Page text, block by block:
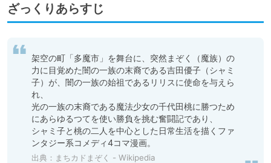
ざっくりあらすじ
架空の町「多魔市」を舞台に、突然まぞく（魔族）の
力に目覚めた闇の一族の末裔である吉田優子（シャミ
子）が、闇の一族の始祖であるリリスに使命を与えら
れ、
光の一族の末裔である魔法少女の千代田桃に勝つため
にあらゆるつてを使い勝負を挑む奮闘記であり、
シャミ子と桃の二人を中心とした日常生活を描くファ
ンタジー系コメディ4コマ漫画。
出典： まちカドまぞく - Wikipedia